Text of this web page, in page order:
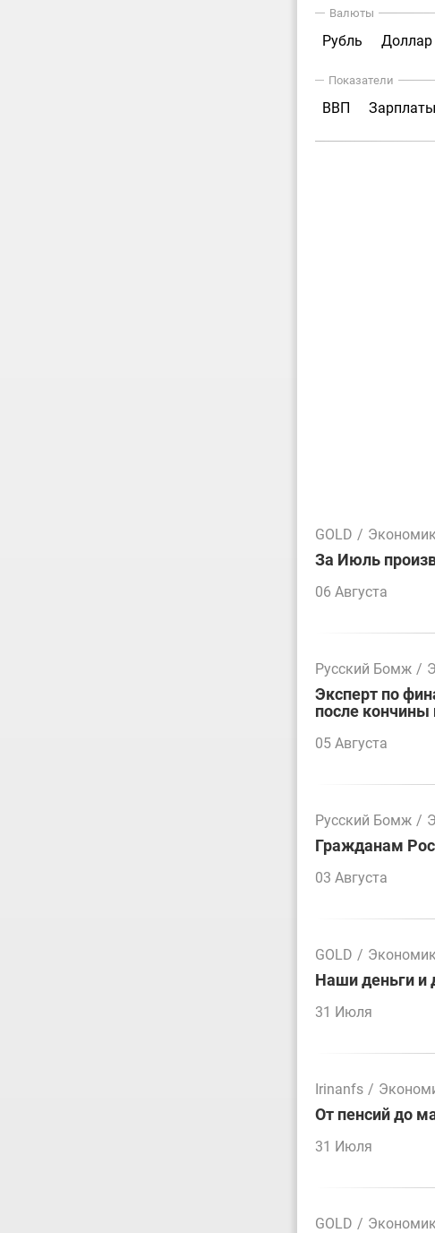
Валюты
Рубль Доллар
Показатели
ВВП Зарплаты
GOLD /
За Июль
06 Августа
Русский Бомж /
Эксперт по
после кончины
05 Августа
Русский Бомж /
Гражданам
03 Августа
GOLD /
Наши деньги и
31 Июля
Irinanfs /
От пенсий до
31 Июля
GOLD /